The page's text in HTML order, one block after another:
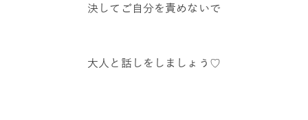
決してご自分を責めないで
大人と話しをしましょう♡